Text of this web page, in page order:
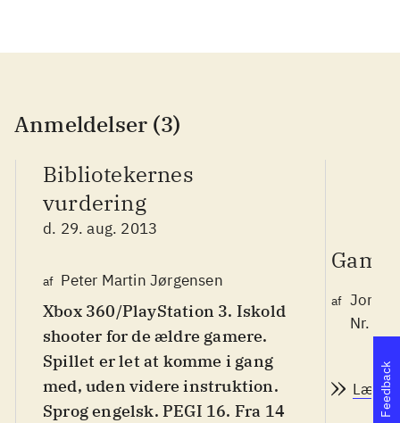
Anmeldelser (3)
Bibliotekernes
vurdering
d. 29. aug. 2013
af Peter Martin Jørgensen
Xbox 360/PlayStation 3. Iskold
shooter for de ældre gamere.
Spillet er let at komme i gang
med, uden videre instruktion.
Sprog engelsk. PEGI 16. Fra 14
af Jonas
Nr.
LæsFeedback